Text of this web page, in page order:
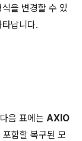
을 변경할 수 있
납니다.
음 표에는 AXIO
함할 복구된 모